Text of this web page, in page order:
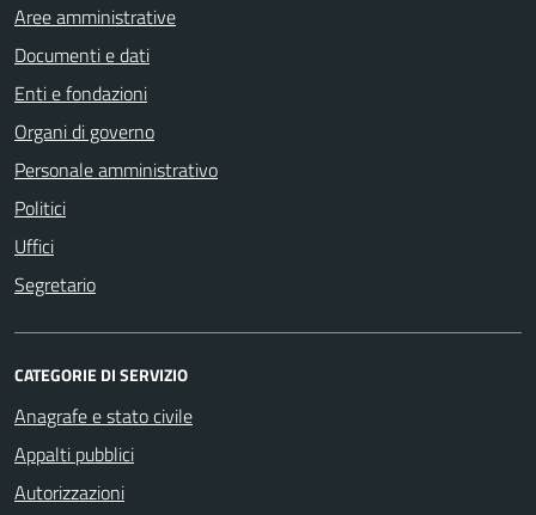
Aree amministrative
Documenti e dati
Enti e fondazioni
Organi di governo
Personale amministrativo
Politici
Uffici
Segretario
CATEGORIE DI SERVIZIO
Anagrafe e stato civile
Appalti pubblici
Autorizzazioni